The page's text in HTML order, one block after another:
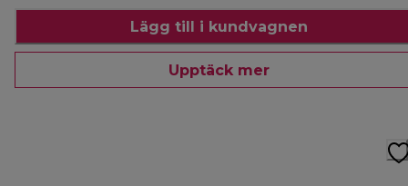
Lägg till i kundvagnen
Upptäck mer